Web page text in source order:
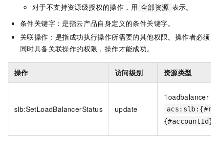
对于不支持资源级授权的操作，用 全部资源 表示。
条件关键字：是指云产品自身定义的条件关键字。
关联操作：是指成功执行操作所需要的其他权限。操作者必须
同时具备关联操作的权限，操作才能成功。
操作 访问级别 资源类型
slb:SetLoadBalancerStatus update
*loadbalancer